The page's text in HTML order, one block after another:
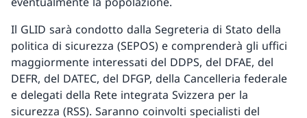
Il GLID sarà condotto dalla Segreteria di Stato della
politica di sicurezza (SEPOS) e comprenderà gli uffici
maggiormente interessati del DDPS, del DFAE, del
DEFR, del DATEC, del DFGP, della Cancelleria federale
e delegati della Rete integrata Svizzera per la
sicurezza (RSS). Saranno coinvolti specialisti del